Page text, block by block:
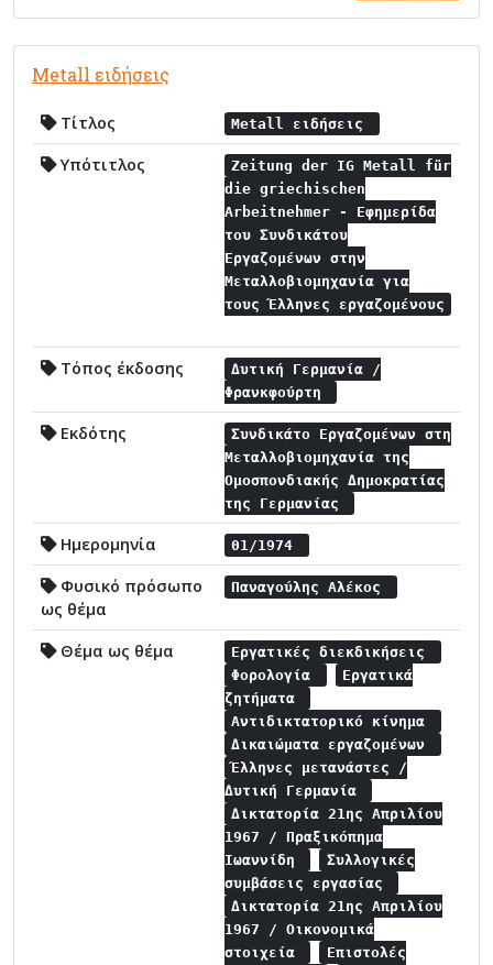
Metall ειδήσεις
Τίτλος Metall ειδήσεις
Υπότιτλος
Zeitung der IG Metall für
die griechischen
Arbeitnehmer - Εφημερίδα
του Συνδικάτου
Εργαζομένων στην
Μεταλλοβιομηχανία για
τους Έλληνες εργαζομένους
Τόπος έκδοσης
Δυτική Γερμανία /
Φρανκφούρτη
Εκδότης
Συνδικάτο Εργαζομένων στη
Μεταλλοβιομηχανία της
Ομοσπονδιακής Δημοκρατίας
της Γερμανίας
Ημερομηνία 01/1974
Φυσικό πρόσωπο
ως θέμα
Παναγούλης Αλέκος
Θέμα ως θέμα
Εργατικές διεκδικήσεις
Φορολογία
Εργατικά
ζητήματα
Αντιδικτατορικό κίνημα
Δικαιώματα εργαζομένων
Έλληνες μετανάστες /
Δυτική Γερμανία
Δικτατορία 21ης Απριλίου
1967 / Πραξικόπημα
Ιωαννίδη
Συλλογικές
συμβάσεις εργασίας
Δικτατορία 21ης Απριλίου
1967 / Οικονομικά
στοιχεία
Επιστολές